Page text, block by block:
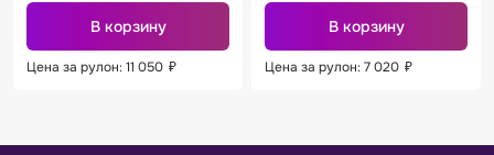
В корзину
Цена за рулон: 11 050 ₽
В корзину
Цена за рулон: 7 020 ₽